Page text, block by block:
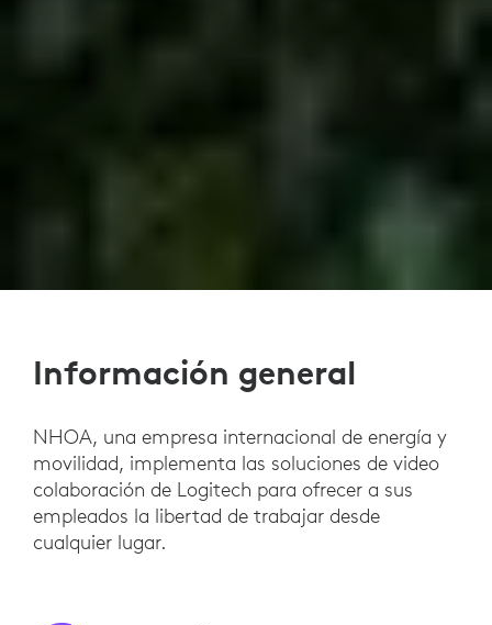
Información general
NHOA, una empresa internacional de energía y
movilidad, implementa las soluciones de video
colaboración de Logitech para ofrecer a sus
empleados la libertad de trabajar desde
cualquier lugar.